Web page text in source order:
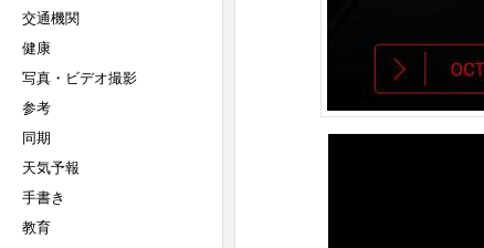
交通機関
健康
写真・ビデオ撮影
参考
同期
天気予報
手書き
教育